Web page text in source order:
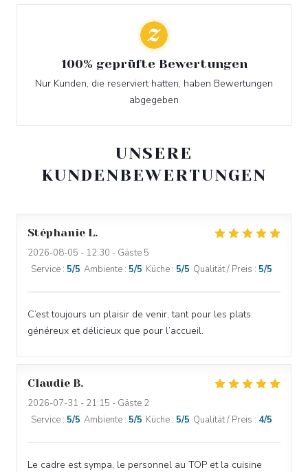
UNSERE
KUNDENBEWERTUNGEN
Stéphanie L
2026-08-05 - 12:30 - Gäste 5
Service : 5/5 Ambiente : 5/5 Küche : 5/5 Qualität / Preis : 5/5
C’est toujours un plaisir de venir, tant pour les plats
généreux et délicieux que pour l’accueil.
Claudie B
2026-07-31 - 21:15 - Gäste 2
Service : 5/5 Ambiente : 5/5 Küche : 5/5 Qualität / Preis : 4/5
Le cadre est sympa, le personnel au TOP et la cuisine
100% geprüfte Bewertungen
Nur Kunden, die reserviert hatten, haben Bewertungen
abgegeben